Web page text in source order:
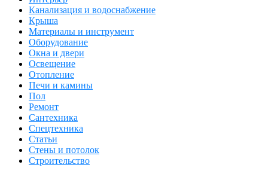
Канализация и водоснабжение
Крыша
Материалы и инструмент
Оборудование
Окна и двери
Освещение
Отопление
Печи и камины
Пол
Ремонт
Сантехника
Спецтехника
Статьи
Стены и потолок
Строительство